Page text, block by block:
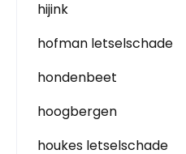
hijink
hofman letselschade
hondenbeet
hoogbergen
houkes letselschade